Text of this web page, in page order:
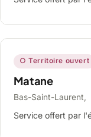
○ Territoire ouvert
Matane
Bas-Saint-Laurent,
Service offert par